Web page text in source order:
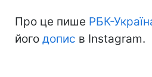
Про це пише РБК-
його допис в Instagram.